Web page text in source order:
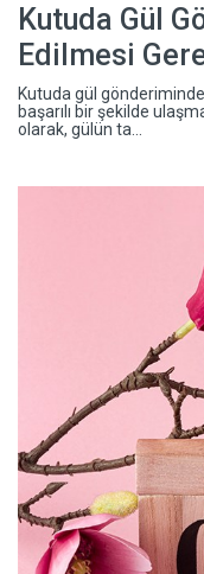
Kutuda Gül
Edilmesi
Kutuda gül
başarılı bir şekilde
olarak, gülün ta...